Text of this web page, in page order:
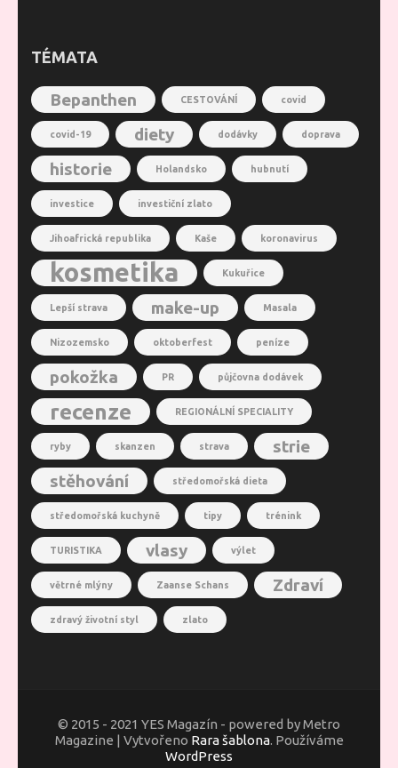
TÉMATA
Bepanthen CESTOVÁNÍ covid
covid-19 diety dodávky doprava
historie Holandsko hubnutí
investice investiční zlato
Jihoafrická republika Kaše koronavirus
kosmetika Kukuřice
Lepší strava make-up Masala
Nizozemsko oktoberfest peníze
pokožka PR půjčovna dodávek
recenze REGIONÁLNÍ SPECIALITY
ryby skanzen strava
strie
stěhování
středomořská dieta
středomořská kuchyně tipy trénink
TURISTIKA vlasy výlet
větrné mlýny Zaanse Schans Zdraví
zdravý životní styl zlato
© 2015 - 2021 YES Magazín - powered by Metro
Magazine | Vytvořeno Rara šablona. Používáme
WordPress